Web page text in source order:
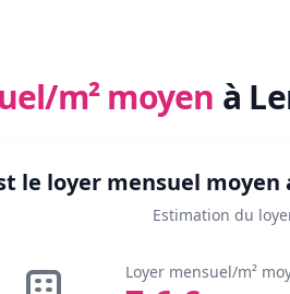
m² moyen à
le loyer mensuel moyen
Estimation du
Loyer mensuel/m²